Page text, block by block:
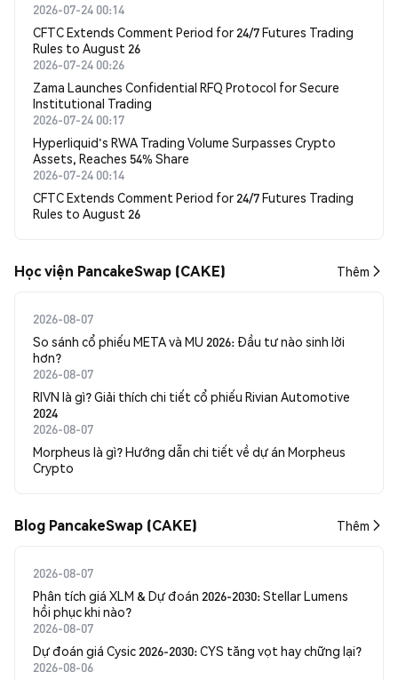
2026-07-24 00:14
CFTC Extends Comment Period for 24/7 Futures Trading
Rules to August 26
2026-07-24 00:26
Zama Launches Confidential RFQ Protocol for Secure
Institutional Trading
2026-07-24 00:17
Hyperliquid's RWA Trading Volume Surpasses Crypto
Assets, Reaches 54% Share
2026-07-24 00:14
CFTC Extends Comment Period for 24/7 Futures Trading
Rules to August 26
Học viện PancakeSwap (CAKE) Thêm
2026-08-07
So sánh cổ phiếu META và MU 2026: Đầu tư nào sinh lời
hơn?
2026-08-07
RIVN là gì? Giải thích chi tiết cổ phiếu Rivian Automotive
2024
2026-08-07
Morpheus là gì? Hướng dẫn chi tiết về dự án Morpheus
Crypto
Blog PancakeSwap (CAKE) Thêm
2026-08-07
Phân tích giá XLM & Dự đoán 2026-2030: Stellar Lumens
hồi phục khi nào?
2026-08-07
Dự đoán giá Cysic 2026-2030: CYS tăng vọt hay chững lại?
2026-08-06